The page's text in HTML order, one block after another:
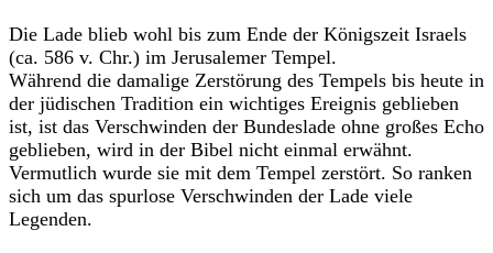
Die Lade blieb wohl bis zum Ende der Königszeit Israels
(ca. 586 v. Chr.) im Jerusalemer Tempel.
Während die damalige Zerstörung des Tempels bis heute in
der jüdischen Tradition ein wichtiges Ereignis geblieben
ist, ist das Verschwinden der Bundeslade ohne großes Echo
geblieben, wird in der Bibel nicht einmal erwähnt.
Vermutlich wurde sie mit dem Tempel zerstört. So ranken
sich um das spurlose Verschwinden der Lade viele
Legenden.